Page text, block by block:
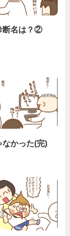
断名は？②
なかった(完)